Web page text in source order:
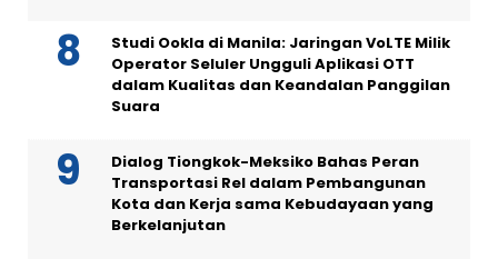
Studi Ookla di Manila: Jaringan VoLTE Milik
Operator Seluler Ungguli Aplikasi OTT
dalam Kualitas dan Keandalan Panggilan
Suara
Dialog Tiongkok-Meksiko Bahas Peran
Transportasi Rel dalam Pembangunan
Kota dan Kerja sama Kebudayaan yang
Berkelanjutan